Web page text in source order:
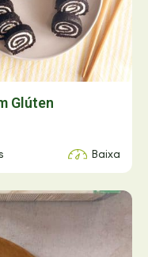
Glúten
Baixa